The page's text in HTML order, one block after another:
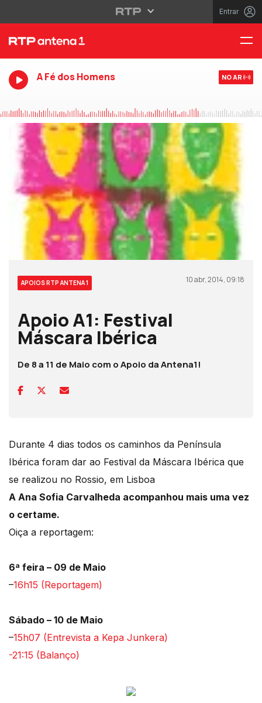
Entrar
A Fé dos Homens NO AR
APOIOS RTP ANTENA 1 10 abr, 2014, 09:18
Apoio A1: Festival
Máscara Ibérica
De 8 a 11 de Maio com o Apoio da Antena1!
Durante 4 dias todos os caminhos da Península
Ibérica foram dar ao Festival da Máscara Ibérica que
se realizou no Rossio, em Lisboa
A Ana Sofia Carvalheda acompanhou mais uma vez
o certame.
Oiça a reportagem:
6ª feira – 09 de Maio
–16h15 (Reportagem)
Sábado – 10 de Maio
–15h07 (Entrevista a Kepa Junkera)
-21:15 (Balanço)